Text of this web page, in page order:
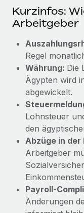
Kurzinfos:
Arbeitgeber
Regel
Währung: Die
Ägypten wird
abgewickelt.
Lohnsteuer
den
Abzüge in
Arbeitgeber
Payroll-
Änderungen